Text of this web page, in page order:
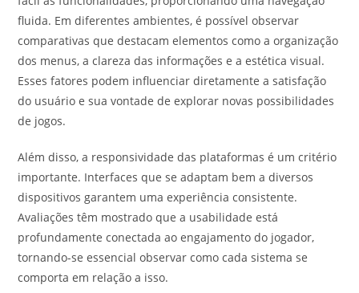
fluida. Em diferentes ambientes, é possível observar
comparativas que destacam elementos como a organização
dos menus, a clareza das informações e a estética visual.
Esses fatores podem influenciar diretamente a satisfação
do usuário e sua vontade de explorar novas possibilidades
de jogos.
Além disso, a responsividade das plataformas é um critério
importante. Interfaces que se adaptam bem a diversos
dispositivos garantem uma experiência consistente.
Avaliações têm mostrado que a usabilidade está
profundamente conectada ao engajamento do jogador,
tornando-se essencial observar como cada sistema se
comporta em relação a isso.